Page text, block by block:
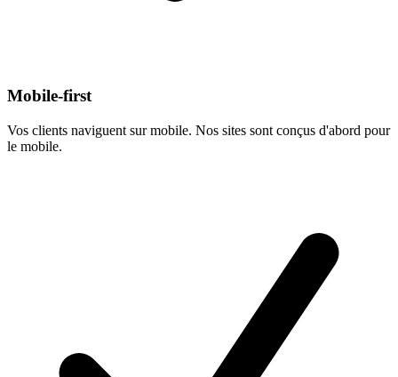
Mobile-first
Vos clients naviguent sur mobile. Nos sites sont conçus d'abord pour
le mobile.